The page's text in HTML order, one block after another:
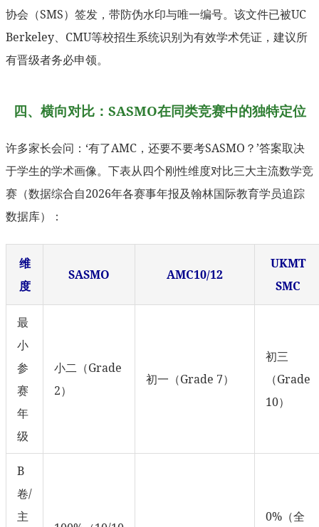
协会（SMS）签发，带防伪水印与唯一编号。该文件已被UC
Berkeley、CMU等校招生系统识别为有效学术凭证，建议所
有晋级者务必申领。
四、横向对比：SASMO在同类竞赛中的独特定位
许多家长会问：‘有了AMC，还要不要考SASMO？’答案取决
于学生的学术画像。下表从四个刚性维度对比三大主流数学竞
赛（数据综合自2026年各赛事年报及翰林国际教育学员追踪
数据库）：
维
度
SASMO AMC10/12
UKMT
SMC
最
小
参
赛
年
级
小二（Grade
2）
初一（Grade 7）
初三
（Grade
10）
B
卷/
主
0%（全